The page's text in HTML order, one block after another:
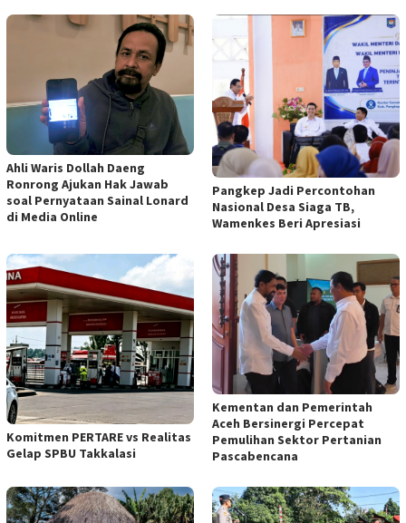
Ahli Waris Dollah Daeng
Ronrong Ajukan Hak Jawab
soal Pernyataan Sainal Lonard
di Media Online
Pangkep Jadi Percontohan
Nasional Desa Siaga TB,
Wamenkes Beri Apresiasi
Komitmen PERTARE vs Realitas
Gelap SPBU Takkalasi
Kementan dan Pemerintah
Aceh Bersinergi Percepat
Pemulihan Sektor Pertanian
Pascabencana